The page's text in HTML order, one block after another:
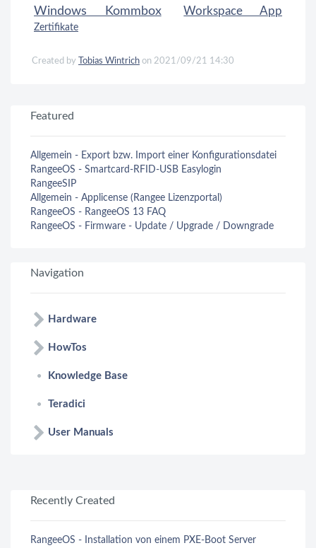
Windows Kommbox Workspace App
Zertifikate
Created by Tobias Wintrich on 2021/09/21 14:30
Featured
Allgemein - Export bzw. Import einer Konfigurationsdatei
RangeeOS - Smartcard-RFID-USB Easylogin
RangeeSIP
Allgemein - Applicense (Rangee Lizenzportal)
RangeeOS - RangeeOS 13 FAQ
RangeeOS - Firmware - Update / Upgrade / Downgrade
Navigation
Hardware
HowTos
Knowledge Base
Teradici
User Manuals
Recently Created
RangeeOS - Installation von einem PXE-Boot Server